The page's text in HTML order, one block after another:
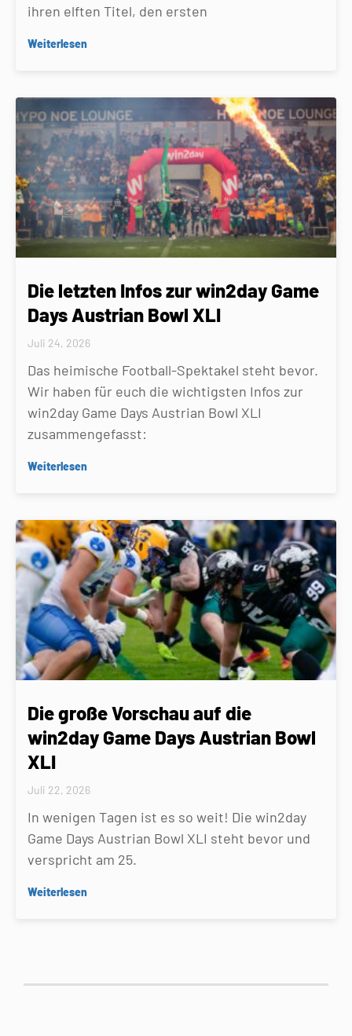
ihren elften Titel, den ersten
Weiterlesen
Die letzten Infos zur win2day Game
Days Austrian Bowl XLI
Juli 24, 2026
Das heimische Football-Spektakel steht bevor.
Wir haben für euch die wichtigsten Infos zur
win2day Game Days Austrian Bowl XLI
zusammengefasst:
Weiterlesen
Die große Vorschau auf die
win2day Game Days Austrian Bowl
XLI
Juli 22, 2026
In wenigen Tagen ist es so weit! Die win2day
Game Days Austrian Bowl XLI steht bevor und
verspricht am 25.
Weiterlesen